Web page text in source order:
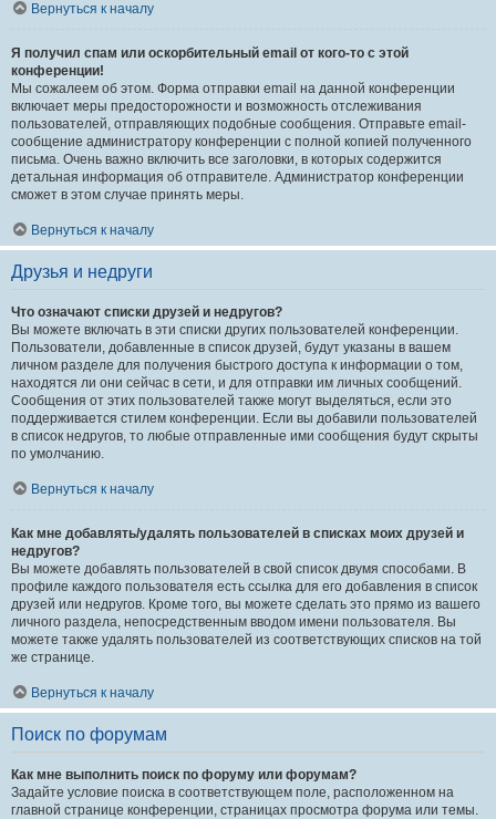
Вернуться к началу
Я получил спам или оскорбительный email от кого-то с этой
конференции!
Мы сожалеем об этом. Форма отправки email на данной конференции
включает меры предосторожности и возможность отслеживания
пользователей, отправляющих подобные сообщения. Отправьте email-
сообщение администратору конференции с полной копией полученного
письма. Очень важно включить все заголовки, в которых содержится
детальная информация об отправителе. Администратор конференции
сможет в этом случае принять меры.
Вернуться к началу
Друзья и недруги
Что означают списки друзей и недругов?
Вы можете включать в эти списки других пользователей конференции.
Пользователи, добавленные в список друзей, будут указаны в вашем
личном разделе для получения быстрого доступа к информации о том,
находятся ли они сейчас в сети, и для отправки им личных сообщений.
Сообщения от этих пользователей также могут выделяться, если это
поддерживается стилем конференции. Если вы добавили пользователей
в список недругов, то любые отправленные ими сообщения будут скрыты
по умолчанию.
Вернуться к началу
Как мне добавлять/удалять пользователей в списках моих друзей и
недругов?
Вы можете добавлять пользователей в свой список двумя способами. В
профиле каждого пользователя есть ссылка для его добавления в список
друзей или недругов. Кроме того, вы можете сделать это прямо из вашего
личного раздела, непосредственным вводом имени пользователя. Вы
можете также удалять пользователей из соответствующих списков на той
же странице.
Вернуться к началу
Поиск по форумам
Как мне выполнить поиск по форуму или форумам?
Задайте условие поиска в соответствующем поле, расположенном на
главной странице конференции, страницах просмотра форума или темы.